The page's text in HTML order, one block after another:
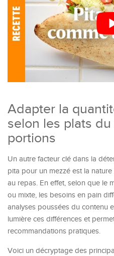
Adapter la
selon les plats
portions
Un autre facteur clé dans la
pita pour un mezzé est la
au repas. En effet, selon que le
ou mixte, les besoins en pain
analyses poussées du contenu
lumière ces différences et
recommandations pratiques.
Voici un décryptage des